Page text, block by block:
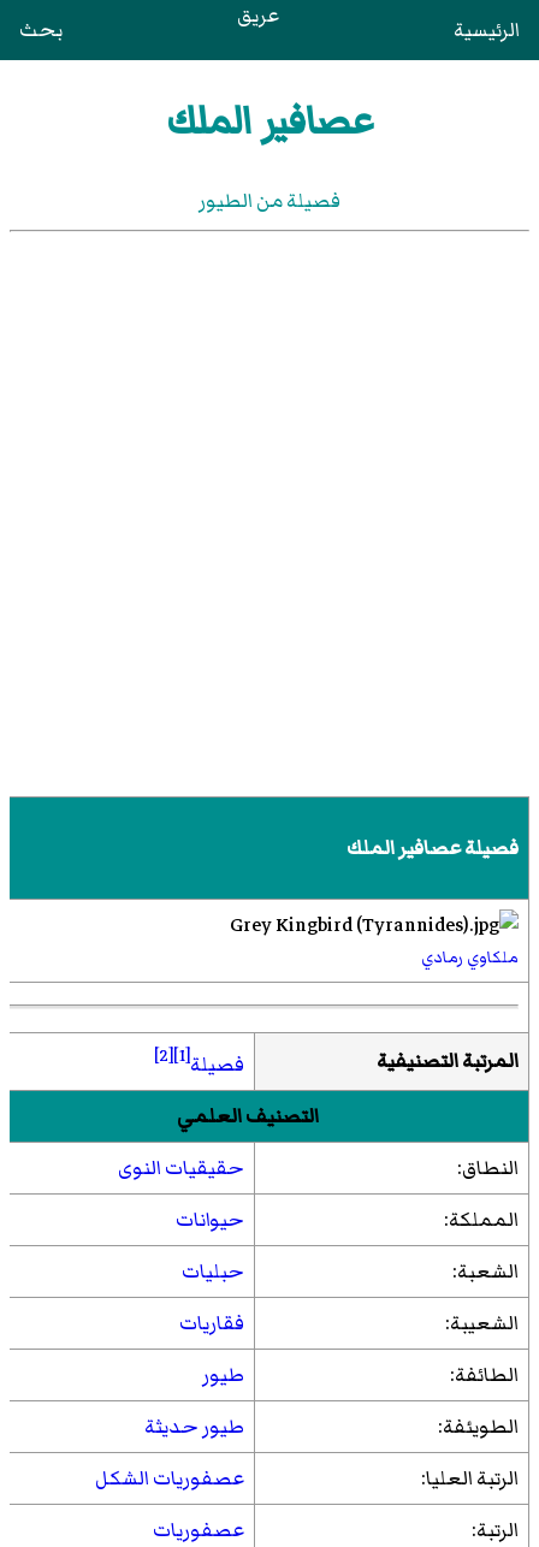
الرئيسية عريق بحث
عصافير الملك
فصيلة من الطيور
فصيلة عصافير الملك
ملكاوي رمادي
المرتبة التصنيفية فصيلة[1]
[2]
التصنيف العلمي
النطاق:
حقيقيات النوى
المملكة:
حيوانات
الشعبة:
حبليات
الشعيبة:
فقاريات
الطائفة:
طيور
الطويئفة:
طيور حديثة
الرتبة العليا:
عصفوريات الشكل
الرتبة:
عصفوريات